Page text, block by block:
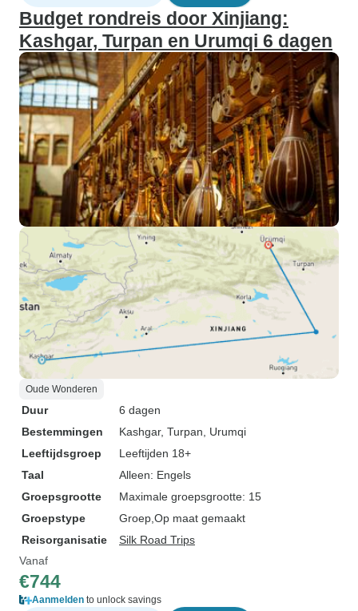
Budget rondreis door Xinjiang:
Kashgar, Turpan en Urumqi 6 dagen
Oude Wonderen
Duur
6 dagen
Bestemmingen
Kashgar, Turpan , Urumqi
Leeftijdsgroep
Leeftijden 18+
Taal
Alleen: Engels
Groepsgrootte
Maximale groepsgrootte: 15
Groepstype
Groep Op maat gemaakt
Reisorganisatie
Silk Road Trips
Vanaf
€744
Aanmelden to unlock savings